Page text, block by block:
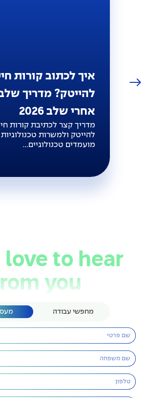
איך לכתוב קורות
להייטק? מדריך
אחרי שלב 2026
מדריך קצר לכתיבת קורות
להייטק ולמשרות טכנולוגיות
מועמדים טכנולוגיים…
love to hear
you
מחפשי עבודה